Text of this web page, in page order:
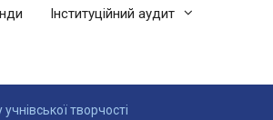
Інституційний аудит
творчості